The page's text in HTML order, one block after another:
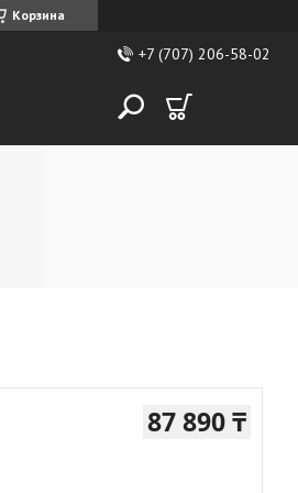
Корзина
+7 (707) 206-58-02
87 890 ₸